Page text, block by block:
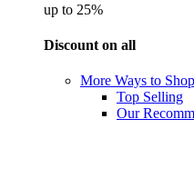
up to 25%
Discount on all
More Ways to Shop
Top Selling
Our